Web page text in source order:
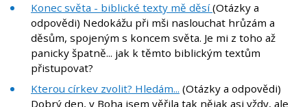
Konec světa - biblické texty mě děsí(Otázky a
odpovědi) Nedokážu při mši naslouchat hrůzám a
děsům, spojeným s koncem světa. Je mi z toho až
panicky špatně... jak k těmto biblickým textům
přistupovat?
Kterou církev zvolit? Hledám... (Otázky a odpovědi)
Dobrý den, v Boha jsem věřila tak nějak asi vždy, ale